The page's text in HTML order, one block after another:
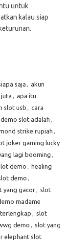
untuk
kalau siap
saja , akun
, apa itu
slot usb , cara
demo slot adalah ,
strike rupiah ,
joker gaming lucky
lagi booming ,
demo , healing
demo ,
yang gacor, slot
madame
, slot
demo , slot yang
elephant slot